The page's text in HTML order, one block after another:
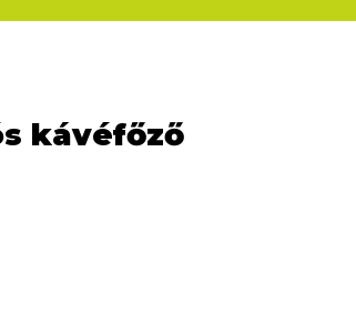
kávéfőző